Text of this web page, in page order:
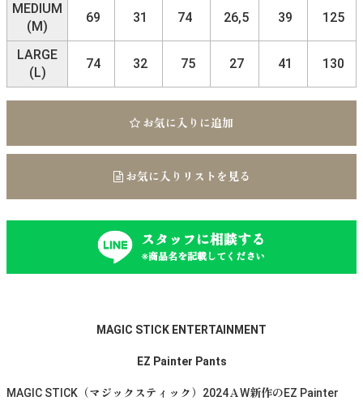
MEDIUM
(M)
69 31 74 26,5 39 125
LARGE
(L)
74 32 75 27 41 130
お気に入りに追加
お気に入りリストを見る
スタッフに相談する
※商品名を記載してください
MAGIC STICK ENTERTAINMENT
EZ Painter Pants
MAGIC STICK（マジックスティック）2024ＡW新作のEZ Painter